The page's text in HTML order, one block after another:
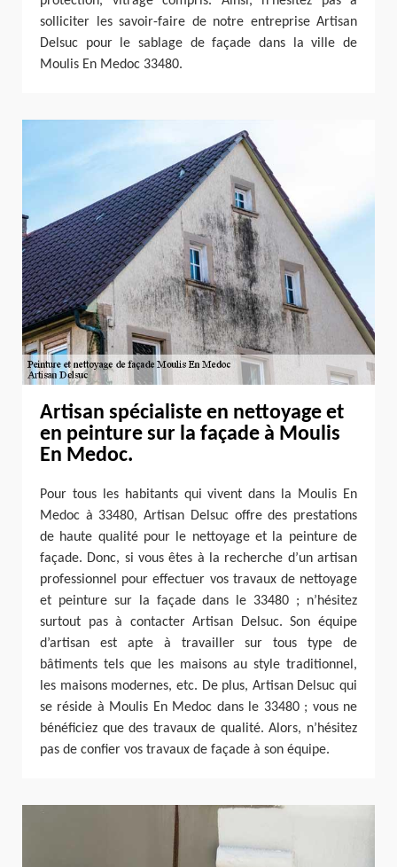
solliciter les savoir-faire de notre entreprise Artisan
Delsuc pour le sablage de façade dans la ville de
Moulis En Medoc 33480.
Artisan spécialiste en nettoyage et
en peinture sur la façade à Moulis
En Medoc.
Pour tous les habitants qui vivent dans la Moulis En
Medoc à 33480, Artisan Delsuc offre des prestations
de haute qualité pour le nettoyage et la peinture de
façade. Donc, si vous êtes à la recherche d’un artisan
professionnel pour effectuer vos travaux de nettoyage
et peinture sur la façade dans le 33480 ; n’hésitez
surtout pas à contacter Artisan Delsuc. Son équipe
d’artisan est apte à travailler sur tous type de
bâtiments tels que les maisons au style traditionnel,
les maisons modernes, etc. De plus, Artisan Delsuc qui
se réside à Moulis En Medoc dans le 33480 ; vous ne
bénéficiez que des travaux de qualité. Alors, n’hésitez
pas de confier vos travaux de façade à son équipe.